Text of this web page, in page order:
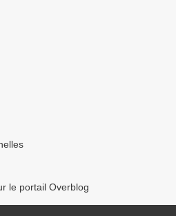
le portail Overblog